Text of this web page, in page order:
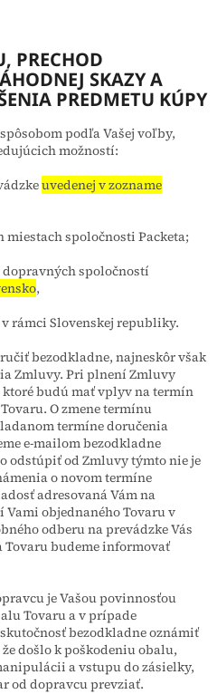
, PRECHOD
SKAZY A
PREDMETU KÚPY
podľa Vašej voľby,
možností:
uvedenej v zozname
spoločnosti Packeta;
spoločností
,
rámci Slovenskej republiky.
bezodkladne, najneskôr však
Zmluvy. Pri plnení Zmluvy
budú mať vplyv na termín
O zmene termínu
termíne doručenia
e-mailom bezodkladne
odstúpiť od Zmluvy týmto nie je
o novom termíne
adresovaná Vám na
objednaného Tovaru v
odberu na prevádzke Vás
budeme informovať
je Vašou povinnosťou
Tovaru a v prípade
bezodkladne oznámiť
došlo k poškodeniu obalu,
a vstupu do zásielky,
od dopravcu prevziať.